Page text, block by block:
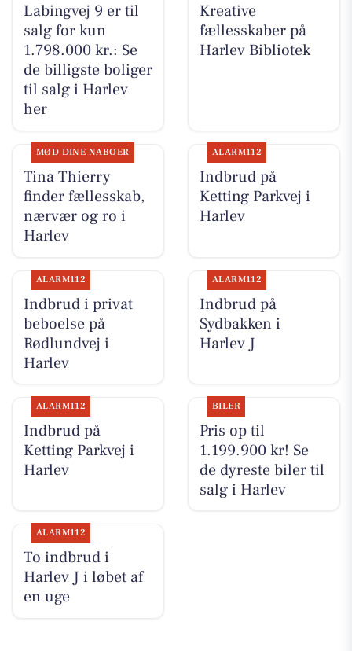
Labingvej 9 er til
salg for kun
1.798.000 kr.: Se
de billigste boliger
til salg i Harlev
her
Kreative
fællesskaber på
Harlev Bibliotek
MØD DINE NABOER
Tina Thierry
finder fællesskab,
nærvær og ro i
Harlev
ALARM112
Indbrud på
Ketting Parkvej i
Harlev
ALARM112
Indbrud i privat
beboelse på
Rødlundvej i
Harlev
ALARM112
Indbrud på
Sydbakken i
Harlev J
ALARM112
Indbrud på
Ketting Parkvej i
Harlev
BILER
Pris op til
1.199.900 kr! Se
de dyreste biler til
salg i Harlev
ALARM112
To indbrud i
Harlev J i løbet af
en uge